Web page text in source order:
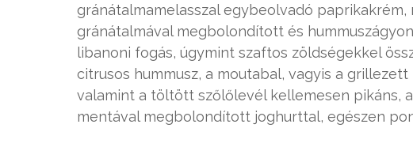
gránátalmamelasszal egybeolvadó
gránátalmával megbolondított és
libanoni fogás, úgymint szaftos zöldségekkel
citrusos hummusz, a moutabal, vagyis a
valamint a töltött szőlőlevél kellemesen pikáns,
mentával megbolondított joghurttal, egészen